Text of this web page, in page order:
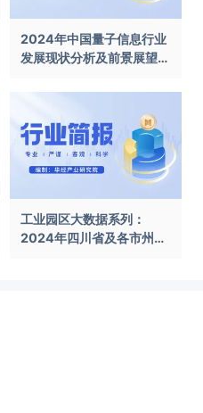
2024年中国量子信息行业
发展现状分析及前景展望报
工业园区大数据系列：
2024年四川省及各市州工